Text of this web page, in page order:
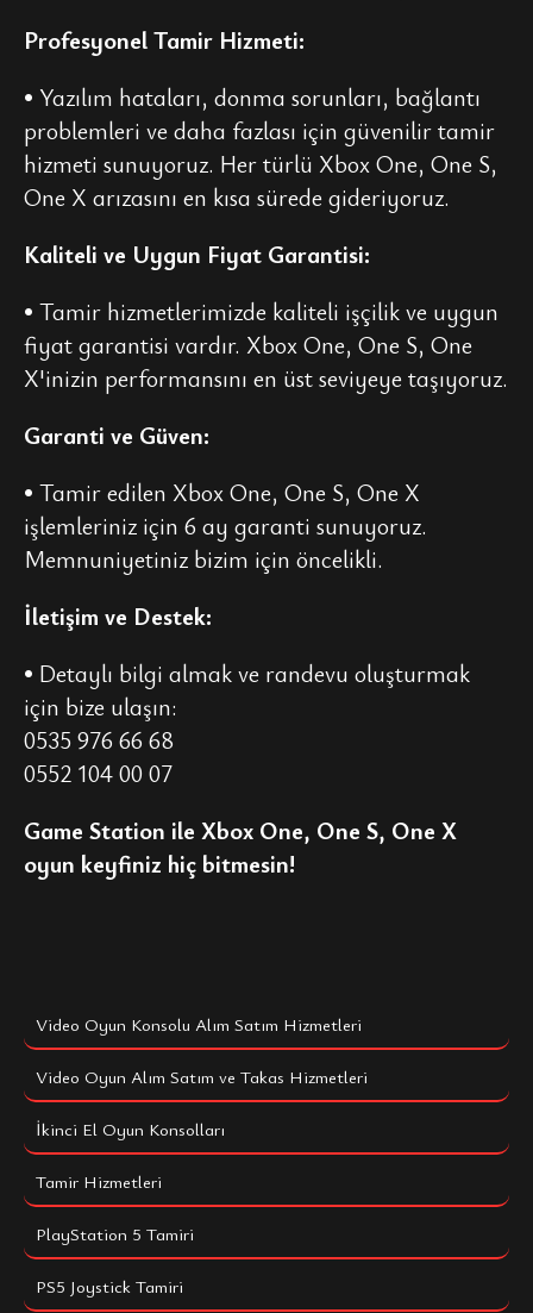
Profesyonel Tamir Hizmeti:
• Yazılım hataları, donma sorunları, bağlantı
problemleri ve daha fazlası için güvenilir tamir
hizmeti sunuyoruz. Her türlü Xbox One, One S,
One X arızasını en kısa sürede gideriyoruz.
Kaliteli ve Uygun Fiyat Garantisi:
• Tamir hizmetlerimizde kaliteli işçilik ve uygun
fiyat garantisi vardır. Xbox One, One S, One
X'inizin performansını en üst seviyeye taşıyoruz.
Garanti ve Güven:
• Tamir edilen Xbox One, One S, One X
işlemleriniz için 6 ay garanti sunuyoruz.
Memnuniyetiniz bizim için öncelikli.
İletişim ve Destek:
• Detaylı bilgi almak ve randevu oluşturmak
için bize ulaşın:
0535 976 66 68
0552 104 00 07
Game Station ile Xbox One, One S, One X
oyun keyfiniz hiç bitmesin!
Video Oyun Konsolu Alım Satım Hizmetleri
Video Oyun Alım Satım ve Takas Hizmetleri
İkinci El Oyun Konsolları
Tamir Hizmetleri
PlayStation 5 Tamiri
PS5 Joystick Tamiri